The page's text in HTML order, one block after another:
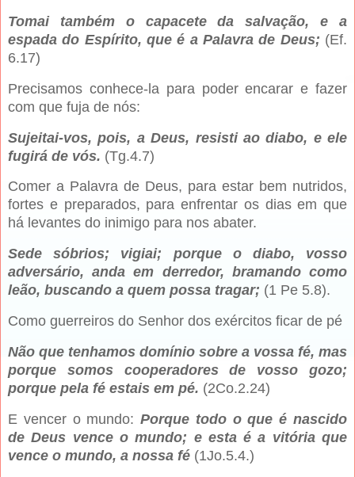
Tomai também o capacete da salvação, e a
espada do Espírito, que é a Palavra de Deus; (Ef.
6.17)
Precisamos conhece-la para poder encarar e fazer
com que fuja de nós:
Sujeitai-vos, pois, a Deus, resisti ao diabo, e ele
fugirá de vós. (Tg.4.7)
Comer a Palavra de Deus, para estar bem nutridos,
fortes e preparados, para enfrentar os dias em que
há levantes do inimigo para nos abater.
Sede sóbrios; vigiai; porque o diabo, vosso
adversário, anda em derredor, bramando como
leão, buscando a quem possa tragar; (1 Pe 5.8).
Como guerreiros do Senhor dos exércitos ficar de pé
Não que tenhamos domínio sobre a vossa fé, mas
porque somos cooperadores de vosso gozo;
porque pela fé estais em pé. (2Co.2.24)
E vencer o mundo:Porque todo o que é nascido
de Deus vence o mundo; e esta é a vitória que
vence o mundo, a nossa fé (1Jo.5.4.)